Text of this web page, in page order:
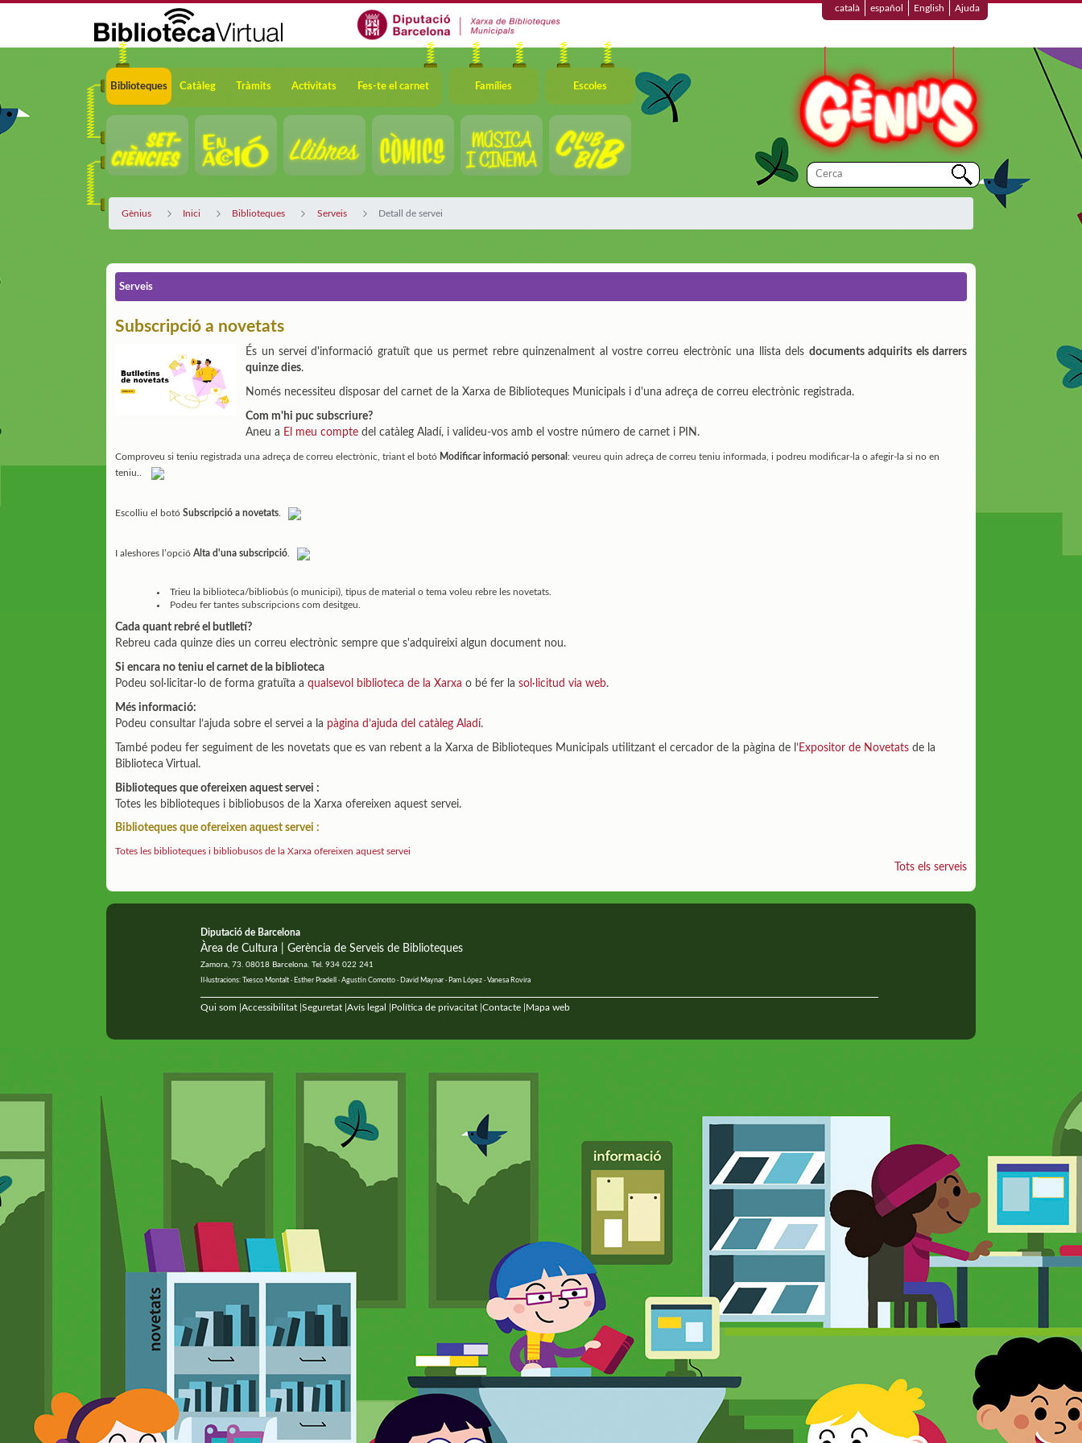
català español English Ajuda
Navegació
Biblioteques Catàleg Tràmits Activitats Fes-te el carnet Famílies Escoles
Gènius Inici Biblioteques Serveis Detall de servei
Serveis
Subscripció a novetats
És un servei d'informació gratuït que us permet rebre quinzenalment al vostre correu electrònic una llista dels documents adquirits els darrers
quinze dies.
Només necessiteu disposar del carnet de la Xarxa de Biblioteques Municipals i d'una adreça de correu electrònic registrada.
Com m'hi puc subscriure?
Aneu a El meu compte del catàleg Aladí, i valideu-vos amb el vostre número de carnet i PIN.
Comproveu si teniu registrada una adreça de correu electrònic, triant el botó Modificar informació personal : veureu quin adreça de correu teniu informada, i podreu modificar-la o afegir-la si no en
teniu..
Escolliu el botó Subscripció a novetats
I aleshores l’opció Alta d'una subscripció
Trieu la biblioteca/bibliobús (o municipi), tipus de material o tema voleu rebre les novetats.
Podeu fer tantes subscripcions com desitgeu.
Cada quant rebré el butlletí?
Rebreu cada quinze dies un correu electrònic sempre que s'adquireixi algun document nou.
Si encara no teniu el carnet de la biblioteca
Podeu sol·licitar-lo de forma gratuïta a qualsevol biblioteca de la Xarxa o bé fer la sol·licitud via web.
Més informació:
Podeu consultar l’ajuda sobre el servei a la pàgina d’ajuda del catàleg Aladí.
També podeu fer seguiment de les novetats que es van rebent a la Xarxa de Biblioteques Municipals utilitzant el cercador de la pàgina de l’Expositor de Novetats de la
Biblioteca Virtual.
Biblioteques que ofereixen aquest servei :
Totes les biblioteques i bibliobusos de la Xarxa ofereixen aquest servei.
Biblioteques que ofereixen aquest servei :
Totes les biblioteques i bibliobusos de la Xarxa ofereixen aquest servei
Tots els serveis
Diputació de Barcelona
Àrea de Cultura | Gerència de Serveis de Biblioteques
Zamora, 73. 08018 Barcelona. Tel. 934 022 241
Il·lustracions: Txesco Montalt · Esther Pradell · Agustín Comotto · David Maynar · Pam López · Vanesa Rovira
Qui som Accessibilitat| Seguretat| Avís legal Política de privacitat| Contacte| Mapa web